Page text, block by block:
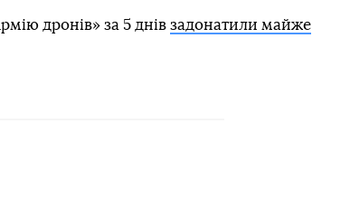
дронів» за 5 днів задонатили майже